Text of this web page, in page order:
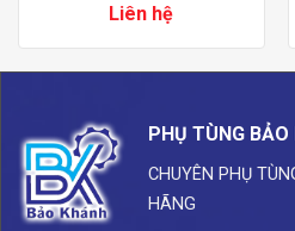
Liên hệ
PHỤ TÙNG BẢO
CHUYÊN PHỤ
HÃNG